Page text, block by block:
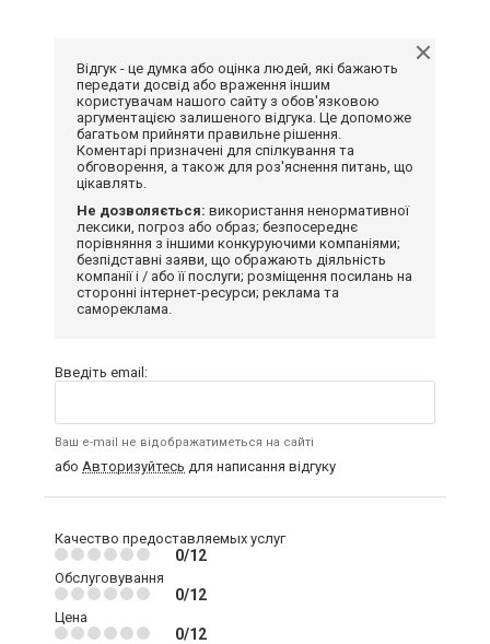
Відгук - це думка або оцінка людей, які бажають
передати досвід або враження іншим
користувачам нашого сайту з обов'язковою
аргументацією залишеного відгука. Це допоможе
багатьом прийняти правильне рішення.
Коментарі призначені для спілкування та
обговорення, а також для роз'яснення питань, що
цікавлять.
Не дозволяється: використання ненормативної
лексики, погроз або образ; безпосереднє
порівняння з іншими конкуруючими компаніями;
безпідставні заяви, що ображають діяльність
компанії і / або її послуги; розміщення посилань на
сторонні інтернет-ресурси; реклама та
самореклама.
Введіть email:
Ваш e-mail не відображатиметься на сайті
або Авторизуйтесь для написання відгуку
Качество предоставляемых услуг
0/12
Обслуговування
0/12
Цена
0/12